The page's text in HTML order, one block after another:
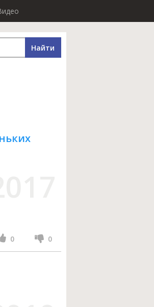
Найти
0 0